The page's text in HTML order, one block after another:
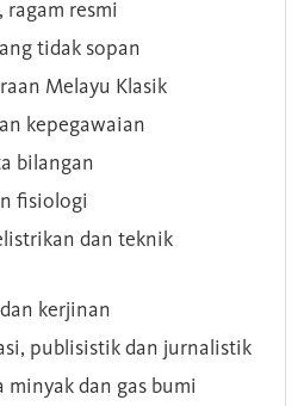
ragam resmi
tidak sopan
Melayu Klasik
kepegawaian
bilangan
fisiologi
dan teknik
kerjinan
publisistik dan jurnalistik
dan gas bumi